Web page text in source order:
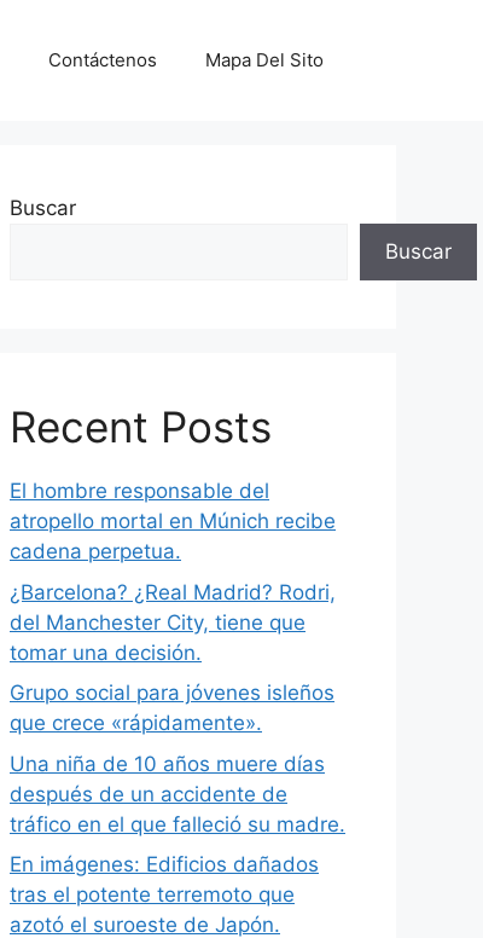
Contáctenos Mapa Del Sito
Buscar
Buscar
Recent Posts
El hombre responsable del
atropello mortal en Múnich recibe
cadena perpetua.
¿Barcelona? ¿Real Madrid? Rodri,
del Manchester City, tiene que
tomar una decisión.
Grupo social para jóvenes isleños
que crece «rápidamente».
Una niña de 10 años muere días
después de un accidente de
tráfico en el que falleció su madre.
En imágenes: Edificios dañados
tras el potente terremoto que
azotó el suroeste de Japón.